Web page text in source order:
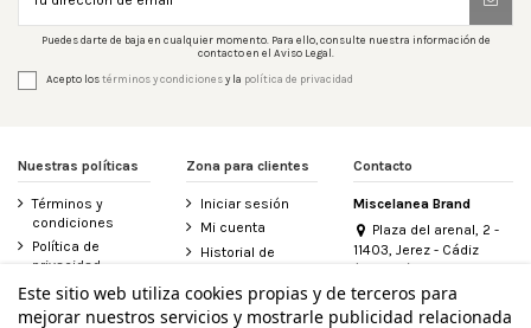
Puedes darte de baja en cualquier momento. Para ello, consulte nuestra información de
contacto en el Aviso Legal.
Acepto lostérminos y condicionesy la política de privacidad
Nuestras políticas
Términos y
condiciones
Política de
privacidad
Aviso legal
Política de
Zona para clientes
Iniciar sesión
Mi cuenta
Historial de
Contacte con
nosotros
Contacto
Miscelanea Brand
Plaza del arenal, 2 -
11403, Jerez - Cádiz
(España)
956 155 340
Este sitio web utiliza cookies propias y de terceros para
mejorar nuestros servicios y mostrarle publicidad relacionada